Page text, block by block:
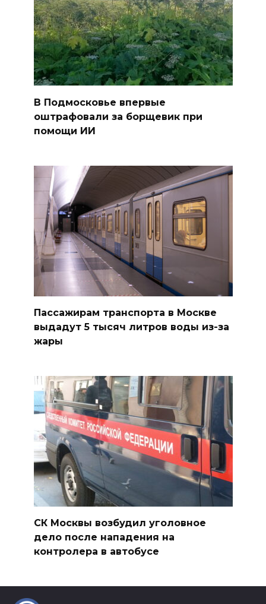
В Подмосковье впервые
оштрафовали за борщевик при
помощи ИИ
Пассажирам транспорта в Москве
выдадут 5 тысяч литров воды из-за
жары
СК Москвы возбудил уголовное
дело после нападения на
контролера в автобусе